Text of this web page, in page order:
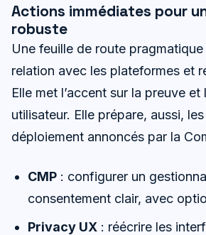
Actions immédiates pour
robuste
Une feuille de route pragmatique
relation avec les plateformes et
Elle met l’accent sur la preuve et
utilisateur. Elle prépare, aussi,
déploiement annoncés par la
CMP : configurer un
consentement clair, avec
Privacy UX : réécrire les